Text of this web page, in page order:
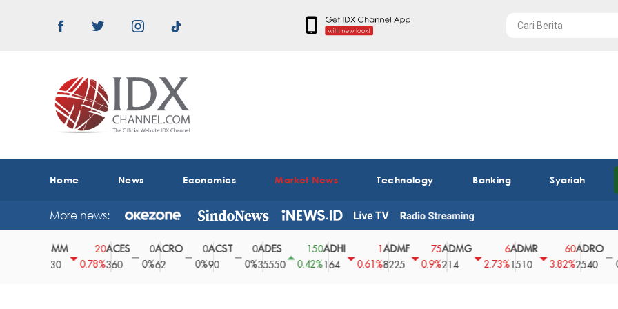
Home News Economics Market News Technology Banking Syariah
More news:
0.78%
ACES
360
0
0%
ACRO
0 ACST
0 ADES
35550
0.42%
ADHI
164
0.61%
ADMF
8225
75
0.9%
ADMG
214
2.73%
ADMR
1510
3.82%
ADRO
2540
0
0%